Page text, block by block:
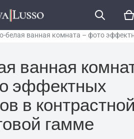
белая ванная комната – фото
ванная
эффектных
в
гамме